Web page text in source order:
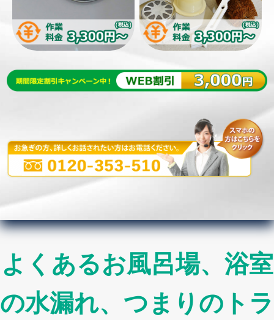
よくあるお風呂場、浴室
の水漏れ、つまりのトラ